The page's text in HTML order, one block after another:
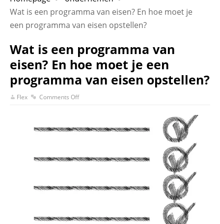
Wat is een programma van eisen? En hoe moet je
een programma van eisen opstellen?
Wat is een programma van
eisen? En hoe moet je een
programma van eisen opstellen?
Flex Comments Off